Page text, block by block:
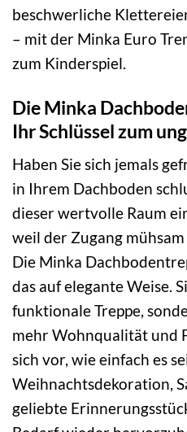
beschwerliche
– mit der Minka Euro
zum Kinderspiel.
Die Minka
Ihr Schlüssel zum
Haben Sie sich jemals
in Ihrem Dachboden
dieser wertvolle Raum
weil der Zugang
Die Minka
das auf elegante Weise.
funktionale Treppe,
mehr Wohnqualität und
sich vor, wie einfach es
Weihnachtsdekoration,
geliebte